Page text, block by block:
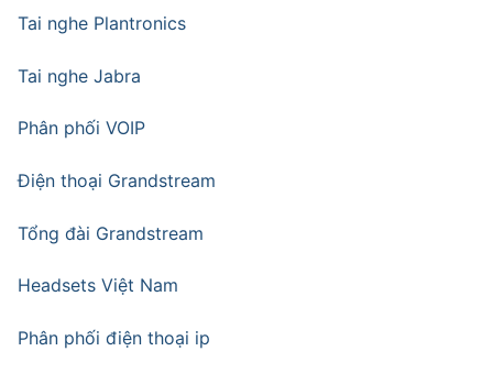
Tai nghe Plantronics
Tai nghe Jabra
Phân phối VOIP
Điện thoại Grandstream
Tổng đài Grandstream
Headsets Việt Nam
Phân phối điện thoại ip